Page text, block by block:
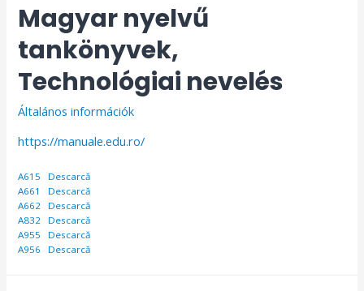
Magyar nyelvű
tankönyvek,
Technológiai nevelés
Általános információk
https://manuale.edu.ro/
A615
Descarcă
A661
Descarcă
A662
Descarcă
A832
Descarcă
A955
Descarcă
A956
Descarcă